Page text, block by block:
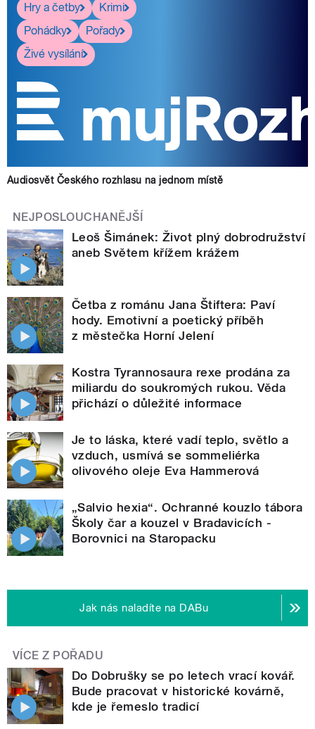
Hry a četby
Krimi
Pohádky
Pořady
Živé vysílání
Audiosvět Českého rozhlasu na jednom místě
NEJPOSLOUCHANĚJŠÍ
Leoš Šimánek: Život plný dobrodružství
aneb Světem křížem krážem
Četba z románu Jana Štiftera: Paví
hody. Emotivní a poetický příběh
z městečka Horní Jelení
Kostra Tyrannosaura rexe prodána za
miliardu do soukromých rukou. Věda
přichází o důležité informace
Je to láska, které vadí teplo, světlo a
vzduch, usmívá se sommeliérka
olivového oleje Eva Hammerová
„Salvio hexia“. Ochranné kouzlo tábora
Školy čar a kouzel v Bradavicích -
Borovnici na Staropacku
Jak nás naladíte na DABu
VÍCE Z POŘADU
Do Dobrušky se po letech vrací kovář.
Bude pracovat v historické kovárně,
kde je řemeslo tradicí